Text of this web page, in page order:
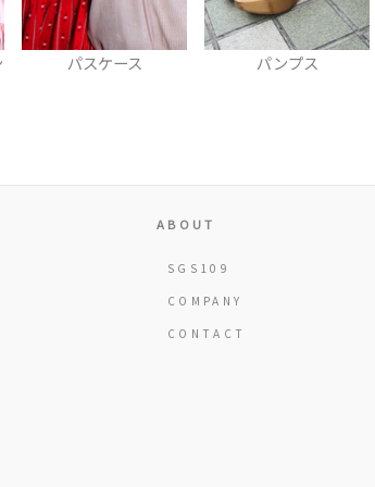
パンプス ロングワンピース
ABOUT
SGS109
COMPANY
CONTACT